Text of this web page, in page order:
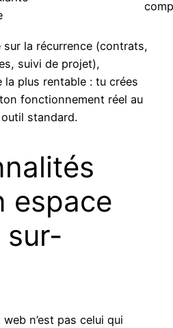
la récurrence (contrats,
suivi de projet),
la plus rentable : tu crées
fonctionnement réel au
outil standard.
espace
sur-
n’est pas celui qui